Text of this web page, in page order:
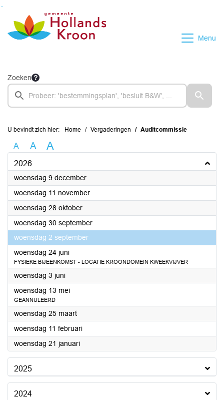
Ga naar de inhoud van deze pagina
Menu
Zoeken
U bevindt zich hier: Home Vergaderingen Auditcommissie
A A A
2026
woensdag 9 december2026
woensdag 11 november2026
woensdag 28 oktober2026
woensdag 30 september2026
woensdag 2 september2026
woensdag 24 juni2026
FYSIEKE BIJEENKOMST - LOCATIE KROONDOMEIN KWEEKVIJVER
woensdag 3 juni2026
woensdag 13 mei2026
GEANNULEERD
woensdag 25 maart2026
woensdag 11 februari2026
woensdag 21 januari2026
2025
2024